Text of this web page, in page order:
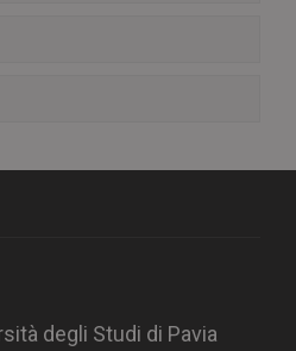
degli Studi di Pavia